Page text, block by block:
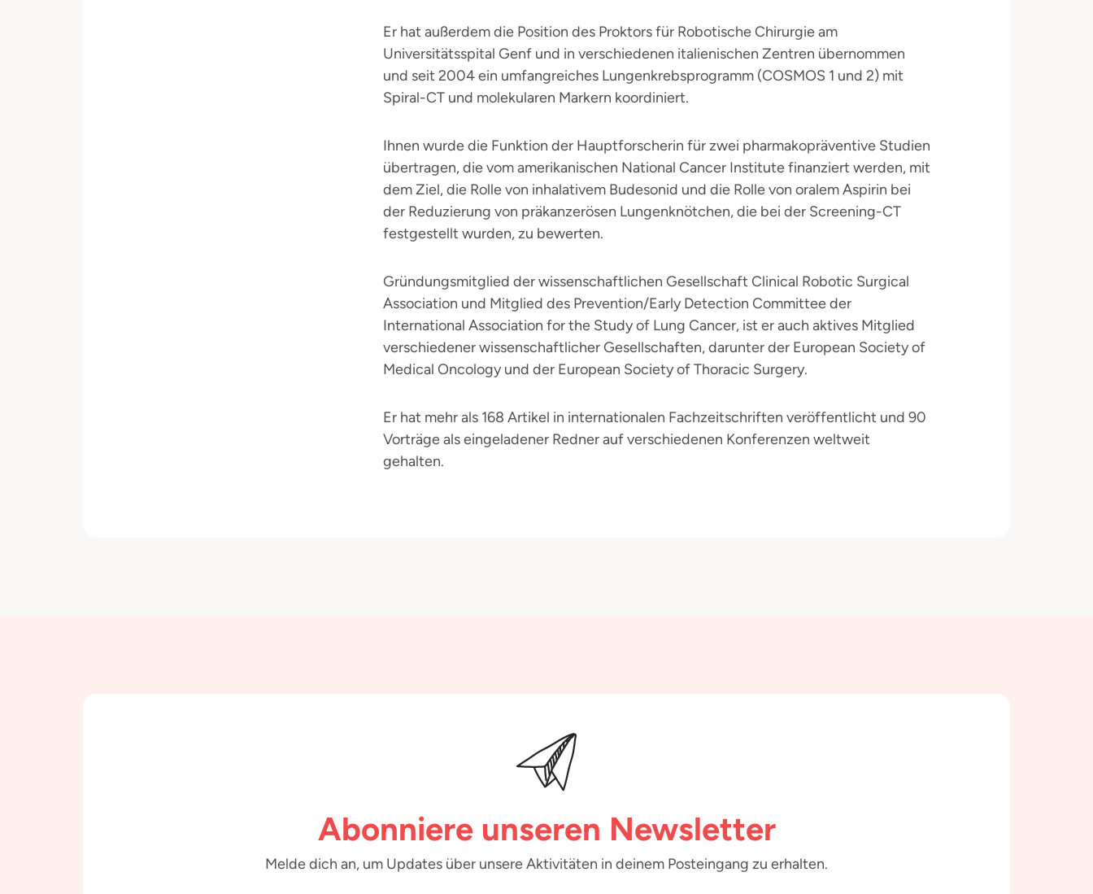
Er hat außerdem die Position des Proktors für Robotische Chirurgie am
Universitätsspital Genf und in verschiedenen italienischen Zentren übernommen
und seit 2004 ein umfangreiches Lungenkrebsprogramm (COSMOS 1 und 2) mit
Spiral-CT und molekularen Markern koordiniert.
Ihnen wurde die Funktion der Hauptforscherin für zwei pharmakopräventive Studien
übertragen, die vom amerikanischen National Cancer Institute finanziert werden, mit
dem Ziel, die Rolle von inhalativem Budesonid und die Rolle von oralem Aspirin bei
der Reduzierung von präkanzerösen Lungenknötchen, die bei der Screening-CT
festgestellt wurden, zu bewerten.
Gründungsmitglied der wissenschaftlichen Gesellschaft Clinical Robotic Surgical
Association und Mitglied des Prevention/Early Detection Committee der
International Association for the Study of Lung Cancer, ist er auch aktives Mitglied
verschiedener wissenschaftlicher Gesellschaften, darunter der European Society of
Medical Oncology und der European Society of Thoracic Surgery.
Er hat mehr als 168 Artikel in internationalen Fachzeitschriften veröffentlicht und 90
Vorträge als eingeladener Redner auf verschiedenen Konferenzen weltweit
gehalten.
Abonniere unseren Newsletter
Melde dich an, um Updates über unsere Aktivitäten in deinem Posteingang zu erhalten.